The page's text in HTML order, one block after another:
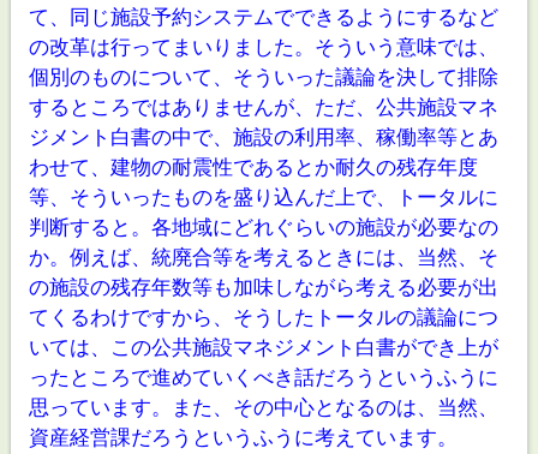
て、同じ施設予約システムでできるようにするなど
の改革は行ってまいりました。そういう意味では、
個別のものについて、そういった議論を決して排除
するところではありませんが、ただ、公共施設マネ
ジメント白書の中で、施設の利用率、稼働率等とあ
わせて、建物の耐震性であるとか耐久の残存年度
等、そういったものを盛り込んだ上で、トータルに
判断すると。各地域にどれぐらいの施設が必要なの
か。例えば、統廃合等を考えるときには、当然、そ
の施設の残存年数等も加味しながら考える必要が出
てくるわけですから、そうしたトータルの議論につ
いては、この公共施設マネジメント白書ができ上が
ったところで進めていくべき話だろうというふうに
思っています。また、その中心となるのは、当然、
資産経営課だろうというふうに考えています。